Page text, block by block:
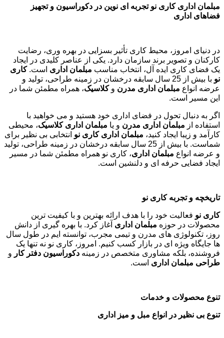
مبلمان اداری کاری نو تجربه ای نوین در دکوراسیون و تجهیز
فضاهای اداری
در دنیای امروز، محیط کاری تأثیر بسزایی در بهره وری، رضایت
کارکنان و تصویر برند سازمان دارد. یکی از عناصر کلیدی در ایجاد
یک فضای کاری ایده آل، انتخاب مناسب مبلمان اداری است.کاری
نو
با بیش از 25 سال سابقه درخشان در زمینه طراحی، تولید و
عرضه انواع مبلمان اداری مدرن وکلاسیک، همراه مطمئن شما در
این مسیر است.
اگر به دنبال تحول در فضای اداری خود هستید و می خواهید با
استفاده از مبلمان اداری مدرن و یا مبلمان اداری کلاسیک، محیطی
کارآمد و زیبا ایجاد کنید، مبلمان اداری کاری نو انتخابی بی نظیر برای
شماست. با بیش از 25 سال سابقه درخشان در زمینه طراحی، تولید
و عرضه انواع مبلمان اداری، کاری نو همراه مطمئن شما در مسیر
ایجاد فضایی حرفه ای و دلنشین است.
تاریخچه و تجربه کاری نو
کاری نو فعالیت خود را با هدف ارائه بهترین و با کیفیت ترین
محصولات در حوزه مبلمان اداری آغاز کرد. با بهره گیری از دانش
روز، تکنولوژی های مدرن و تیمی مجرب، توانسته ایم در طول سال
ها جایگاه ویژه ای در بازار کسب کنیم. امروز، کاری نو نه تنها یک
فروشنده، بلکه مشاوری متخصص در زمینه دکوراسیون دفتر کار و
طراحی مبلمان اداری است.
تنوع محصولات و خدمات
تنوع بی نظیر در انواع مبل و میز اداری